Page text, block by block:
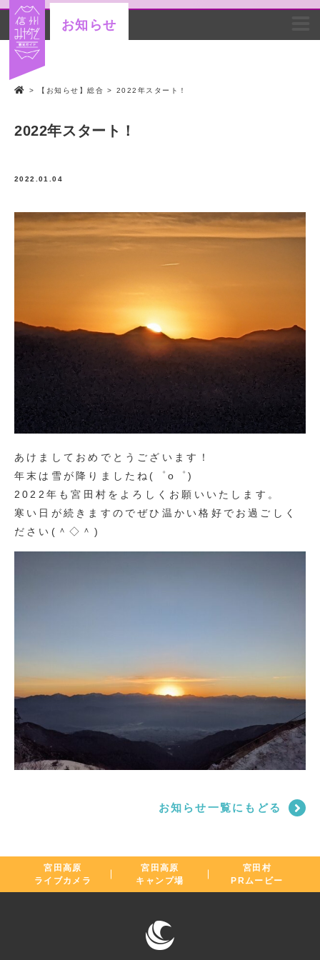
お知らせ
> 【お知らせ】総合 > 2022年スタート！
2022年スタート！
2022.01.04
あけましておめでとうございます！
年末は雪が降りましたね(゜o゜)
2022年も宮田村をよろしくお願いいたします。
寒い日が続きますのでぜひ温かい格好でお過ごしく
ださい(＾◇＾)
お知らせ一覧にもどる
宮田高原
ライブカメラ
宮田高原
キャンプ場
宮田村
PRムービー